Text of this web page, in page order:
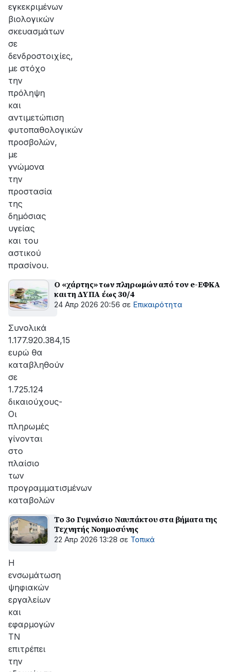
εγκεκριμένων
βιολογικών
σκευασμάτων
σε
δενδροστοιχίες,
με στόχο
την
πρόληψη
και
αντιμετώπιση
φυτοπαθολογικών
προσβολών,
με
γνώμονα
την
προστασία
της
δημόσιας
υγείας
και του
αστικού
πρασίνου.
Ο «χάρτης» των πληρωμών από τον e-ΕΦΚΑ
και τη ΔΥΠΑ έως 30/4
24 Απρ 2026 20:56 σε Επικαιρότητα
Συνολικά
1.177.920.384,15
ευρώ θα
καταβληθούν
σε
1.725.124
δικαιούχους-
Οι
πληρωμές
γίνονται
στο
πλαίσιο
των
προγραμματισμένων
καταβολών
Το 3ο Γυμνάσιο Ναυπάκτου στα βήματα της
Τεχνητής Νοημοσύνης
22 Απρ 2026 13:28 σε Τοπικά
Η
ενσωμάτωση
ψηφιακών
εργαλείων
και
εφαρμογών
ΤΝ
επιτρέπει
την